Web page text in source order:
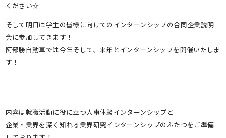
ください☆
そして明日は学生の皆様に向けてのインターンシップの合同企業説明
会に参加してきます！
阿部勝自動車では今年そして、来年とインターンシップを開催いたしま
す！
内容は就職活動に役に立つ人事体験インターンシップと
企業・業界を深く知れる業界研究インターンシップのふたつをご準備